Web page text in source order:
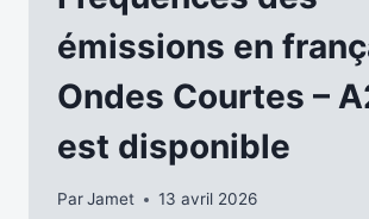
émissions en
Ondes Courtes –
est disponible
ParJamet 13 avril 2026